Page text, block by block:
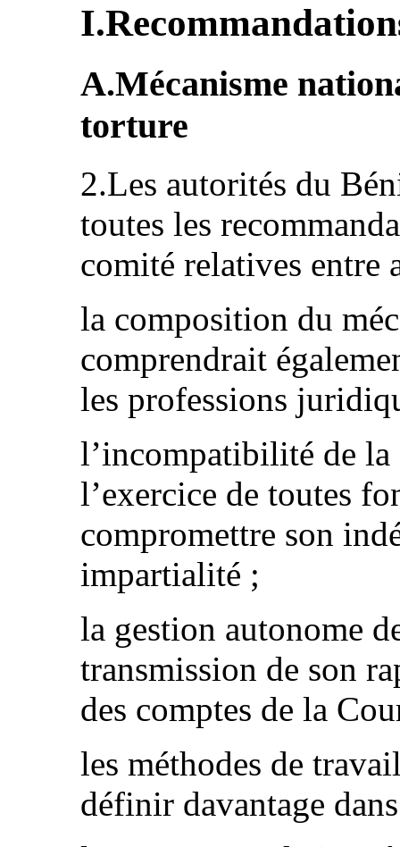
A.Mécanisme
torture
2.Les autorités du
toutes les
comité relatives entre
la composition du
comprendrait
les professions
l’incompatibilité de la
l’exercice de toutes
compromettre son
impartialité ;
la gestion autonome
transmission de son
des comptes de la
les méthodes de
définir davantage